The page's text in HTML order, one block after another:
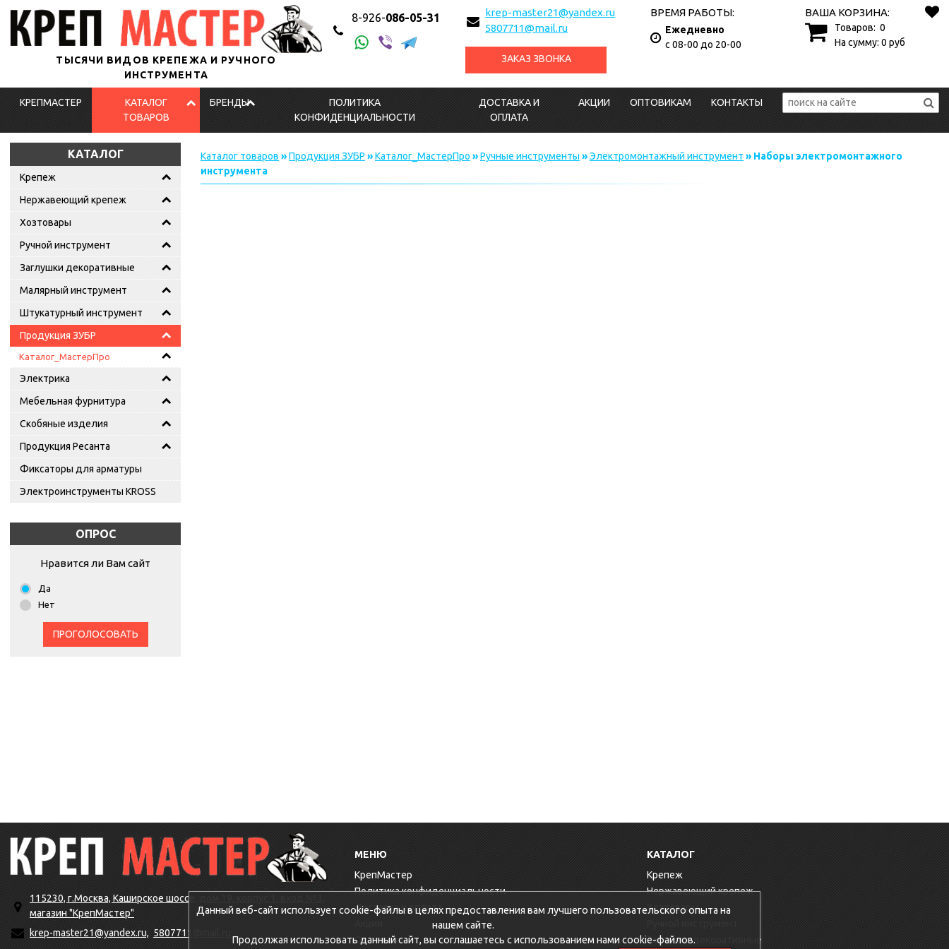
ТЫСЯЧИ ВИДОВ КРЕПЕЖА И РУЧНОГО
ИНСТРУМЕНТА
8-926-086-05-31
krep-master21@yandex.ru
5807711@mail.ru
ЗАКАЗ ЗВОНКА
ВРЕМЯ РАБОТЫ:
Ежедневно
с 08-00 до 20-00
ВАША КОРЗИНА:
Товаров: 0
На сумму: 0 руб
КРЕПМАСТЕР
КАТАЛОГ
ТОВАРОВ
БРЕНДЫ
ПОЛИТИКА
КОНФИДЕНЦИАЛЬНОСТИ
ДОСТАВКА И
ОПЛАТА
АКЦИИ ОПТОВИКАМ КОНТАКТЫ
КАТАЛОГ
Крепеж
Нержавеющий крепеж
Хозтовары
Ручной инструмент
Заглушки декоративные
Малярный инструмент
Штукатурный инструмент
Продукция ЗУБР
Каталог_МастерПро
Электрика
Мебельная фурнитура
Скобяные изделия
Продукция Ресанта
Фиксаторы для арматуры
Электроинструменты KROSS
ОПРОС
Нравится ли Вам сайт
Да
Нет
ПРОГОЛОСОВАТЬ
Каталог товаров »Продукция ЗУБР »Каталог_МастерПро »Ручные инструменты »Электромонтажный инструмент » Наборы электромонтажного
инструмента
115230, г.Москва, Каширское шоссе, дом 19, корпус 1, вход №3,
магазин "КрепМастер"
krep-master21@yandex.ru, 5807711@mail.ru
МЕНЮ
КрепМастер
Политика конфиденциальности
Доставка и оплата
Оптовикам
КАТАЛОГ
Крепеж
Нержавеющий крепеж
Хозтовары
Заглушки декоративные
Данный веб-сайт использует cookie-файлы в целях предоставления вам лучшего пользовательского опыта на
нашем сайте.
Продолжая использовать данный сайт, вы соглашаетесь с использованием нами cookie-файлов.